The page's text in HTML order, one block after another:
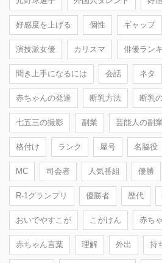
好感度を上げる 個性 ギャップ
演技派女優 カリスマ 俳優ラン
聞き上手になるには 会話 ネタ
赤ちゃんの発達 断乳方法 断乳
七五三の撮影 副業 芸能人の副業
格付け ランク 屋号 名脇役
MC 司会者 人気番組 優勝
R-1グランプリ 優勝者 歴代
おいでやすこが こがけん 赤ち
赤ちゃん言葉 理解 外出 持